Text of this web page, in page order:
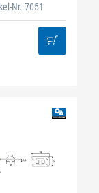
Nr. 7051